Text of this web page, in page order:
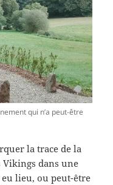
qui n’a peut-être
la trace de la
dans une
lieu, ou peut-être